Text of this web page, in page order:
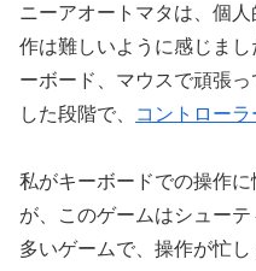
ニーアオートマタは、個人
作は難しいように感じま
ーボード、マウスで頑張
した段階で、
コントローラ
私がキーボードでの操作
が、このゲームはシュー
多いゲームで、操作が忙